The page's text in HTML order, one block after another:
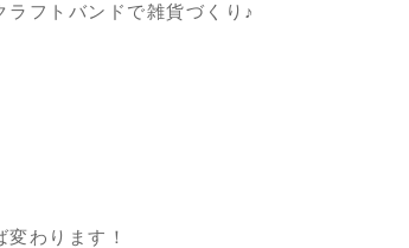
フトバンドで雑貨づくり♪
わります！